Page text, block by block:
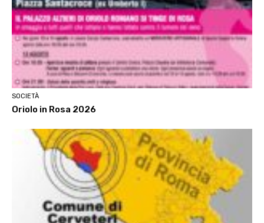
SOCIETÀ
Oriolo in Rosa 2026